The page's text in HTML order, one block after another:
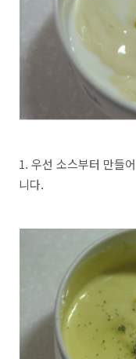
1. 우선 소스부터 만들
니다.